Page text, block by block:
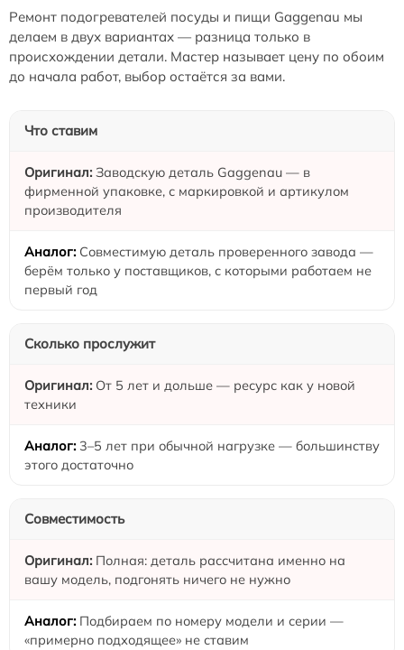
Ремонт подогревателей посуды и пищи Gaggenau мы
делаем в двух вариантах — разница только в
происхождении детали. Мастер называет цену по обоим
до начала работ, выбор остаётся за вами.
Что ставим
Заводскую деталь Gaggenau — в
фирменной упаковке, с маркировкой и артикулом
производителя
Совместимую деталь проверенного завода —
берём только у поставщиков, с которыми работаем не
первый год
Сколько прослужит
От 5 лет и дольше — ресурс как у новой
техники
3–5 лет при обычной нагрузке — большинству
этого достаточно
Совместимость
Полная: деталь рассчитана именно на
вашу модель, подгонять ничего не нужно
Подбираем по номеру модели и серии —
«примерно подходящее» не ставим